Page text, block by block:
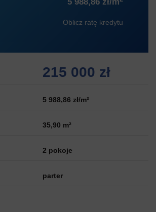
Oblicz ratę kredytu
215 000 zł
5 988,86 zł/m²
35,90 m²
2 pokoje
parter